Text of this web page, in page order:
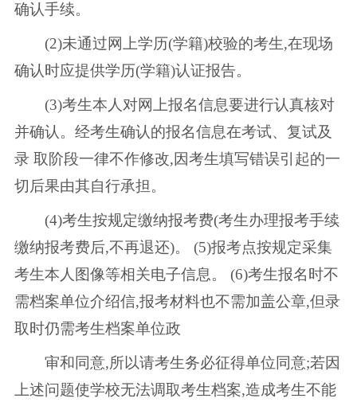
确认手续。
(2)未通过网上学历(学籍)校验的考生,在现场
确认时应提供学历(学籍)认证报告。
(3)考生本人对网上报名信息要进行认真核对
并确认。经考生确认的报名信息在考试、复试及
录 取阶段一律不作修改,因考生填写错误引起的一
切后果由其自行承担。
(4)考生按规定缴纳报考费(考生办理报考手续
缴纳报考费后,不再退还)。 (5)报考点按规定采集
考生本人图像等相关电子信息。 (6)考生报名时不
需档案单位介绍信,报考材料也不需加盖公章,但录
取时仍需考生档案单位政
审和同意,所以请考生务必征得单位同意;若因
上述问题使学校无法调取考生档案,造成考生不能